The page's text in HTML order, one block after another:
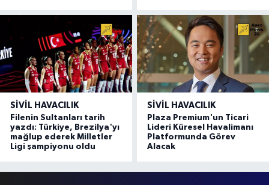
SIVIL HAVACILIK
Filenin Sultanları tarih
yazdı: Türkiye, Brezilya'yı
mağlup ederek Milletler
Ligi şampiyonu oldu
SIVIL HAVACILIK
Plaza Premium'un Ticari
Lideri Küresel Havalimanı
Platformunda Görev
Alacak